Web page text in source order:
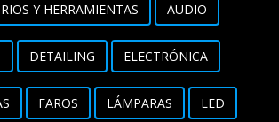
Y HERRAMIENTAS AUDIO
DETAILING ELECTRÓNICA
FAROS LÁMPARAS LED